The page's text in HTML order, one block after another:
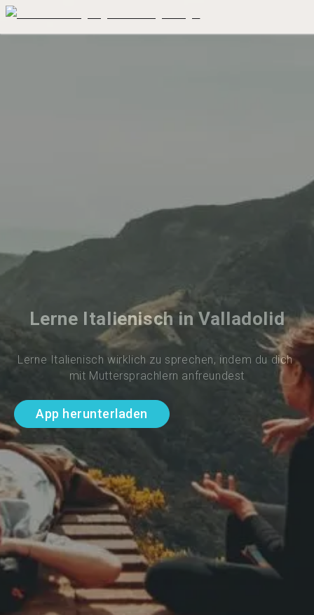
Lerne Italienisch in Valladolid
Lerne Italienisch wirklich zu sprechen, indem du dich
mit Muttersprachlern anfreundest
App herunterladen